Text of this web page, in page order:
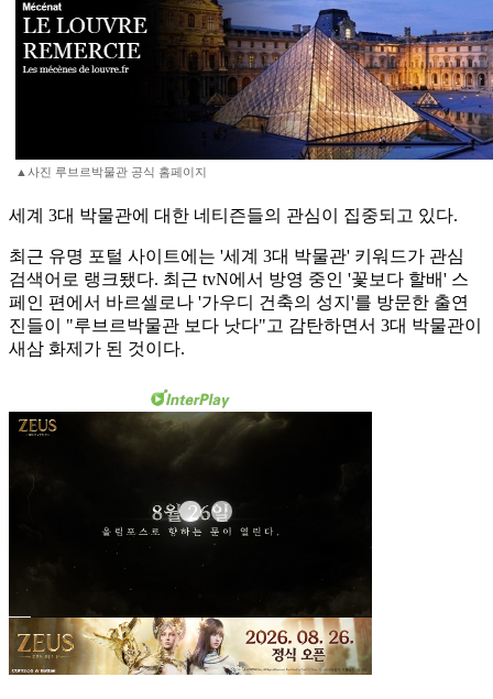
▲사진 루브르박물관 공식 홈페이지
세계 3대 박물관에 대한 네티즌들의 관심이 집중되고 있다.
최근 유명 포털 사이트에는 '세계 3대 박물관' 키워드가 관심
검색어로 랭크됐다. 최근 tvN에서 방영 중인 '꽃보다 할배' 스
페인 편에서 바르셀로나 '가우디 건축의 성지'를 방문한 출연
진들이 "루브르박물관 보다 낫다"고 감탄하면서 3대 박물관이
새삼 화제가 된 것이다.